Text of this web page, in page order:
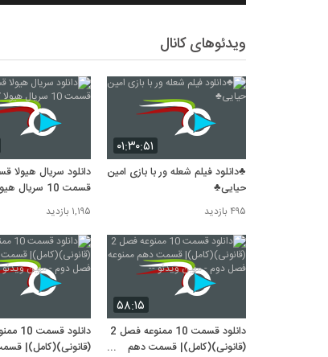
ویدئوهای کانال
۰۱:۳۰:۵۱
♣دانلود فیلم شعله ور با بازی امین
حیایی♣
۴۹۵ بازدید
قسمت 10
دانلود
۱,۱۹۵ بازدید
۵۸:۱۵
دانلود قسمت 10 ممنوعه فصل 2
(قانونی)(کامل)| قسمت دهم
(قانونی)(کامل)|